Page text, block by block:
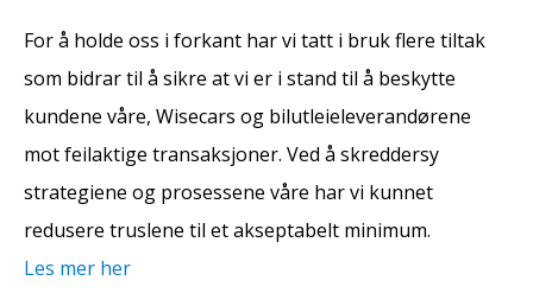
For å holde oss i forkant har vi tatt i bruk flere tiltak
som bidrar til å sikre at vi er i stand til å beskytte
kundene våre, Wisecars og bilutleieleverandørene
mot feilaktige transaksjoner. Ved å skreddersy
strategiene og prosessene våre har vi kunnet
redusere truslene til et akseptabelt minimum.
Les mer her